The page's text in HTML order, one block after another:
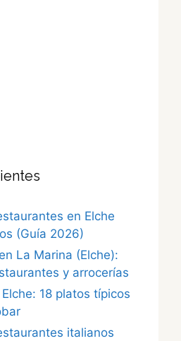
en Elche
(Guía 2026)
La Marina (Elche):
y arrocerías
18 platos típicos
italianos